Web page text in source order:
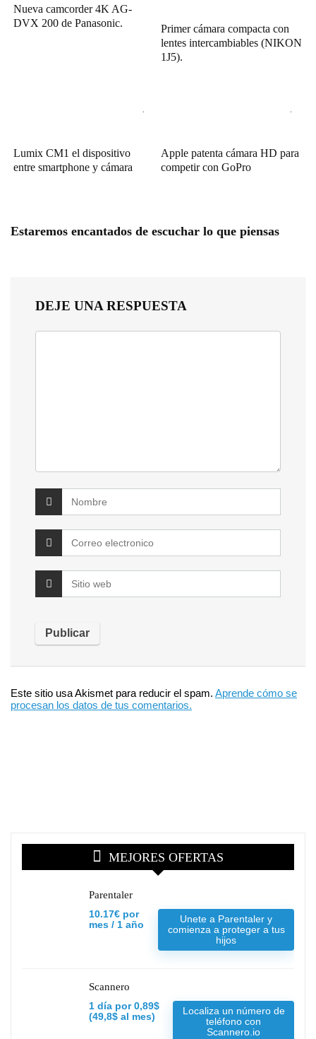
Nueva camcorder 4K AG-
DVX 200 de Panasonic.
Primer cámara compacta con
lentes intercambiables (NIKON
1J5).
Lumix CM1 el dispositivo
entre smartphone y cámara
Apple patenta cámara HD para
competir con GoPro
Estaremos encantados de escuchar lo que piensas
DEJE UNA RESPUESTA
Este sitio usa Akismet para reducir el spam. Aprende cómo se
procesan los datos de tus comentarios.
MEJORES OFERTAS
Parentaler
10.17€ por
mes / 1 año
Unete a Parentaler y
comienza a proteger a tus
hijos
Scannero
1 día por 0,89$
(49,8$ al mes)
Localiza un número de
teléfono con
Scannero.io